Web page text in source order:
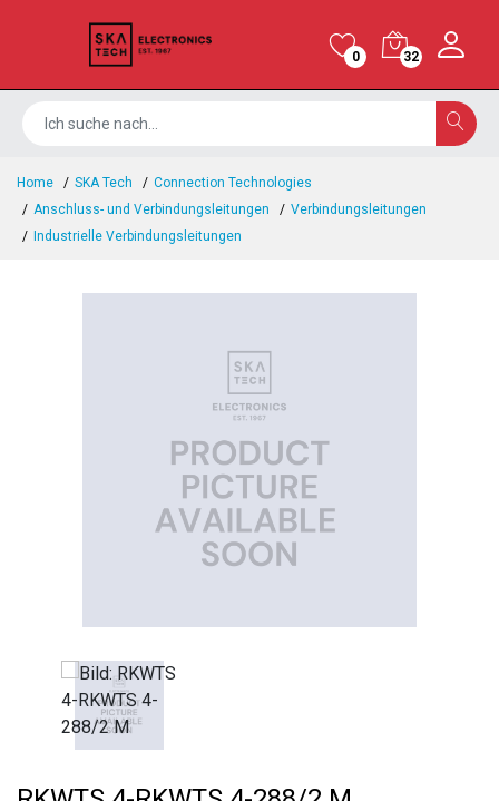
0 32
Home SKA Tech
Connection Technologies
Anschluss- und Verbindungsleitungen
Verbindungsleitungen
Industrielle Verbindungsleitungen